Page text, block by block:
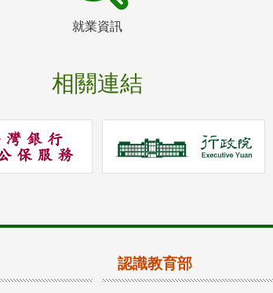
就業資訊
相關連結
認識教育部